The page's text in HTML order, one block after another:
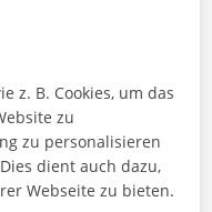
z. B. Cookies, um das
zu
zu personalisieren
dient auch dazu,
Webseite zu bieten.